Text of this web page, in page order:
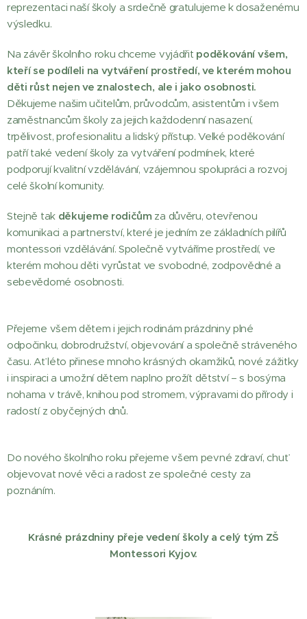
reprezentaci naší školy a srdečně gratulujeme k dosaženému
výsledku.
Na závěr školního roku chceme vyjádřit poděkování všem,
kteří se podíleli na vytváření prostředí, ve kterém mohou
děti růst nejen ve znalostech, ale i jako osobnosti.
Děkujeme našim učitelům, průvodcům, asistentům i všem
zaměstnancům školy za jejich každodenní nasazení,
trpělivost, profesionalitu a lidský přístup. Velké poděkování
patří také vedení školy za vytváření podmínek, které
podporují kvalitní vzdělávání, vzájemnou spolupráci a rozvoj
celé školní komunity.
Stejně tak děkujeme rodičůmza důvěru, otevřenou
komunikaci a partnerství, které je jedním ze základních pilířů
montessori vzdělávání. Společně vytváříme prostředí, ve
kterém mohou děti vyrůstat ve svobodné, zodpovědné a
sebevědomé osobnosti.
Přejeme všem dětem i jejich rodinám prázdniny plné
odpočinku, dobrodružství, objevování a společně stráveného
času. Ať léto přinese mnoho krásných okamžiků, nové zážitky
i inspiraci a umožní dětem naplno prožít dětství – s bosýma
nohama v trávě, knihou pod stromem, výpravami do přírody i
radostí z obyčejných dnů.
Do nového školního roku přejeme všem pevné zdraví, chuť
objevovat nové věci a radost ze společné cesty za
poznáním.
Krásné prázdniny přeje vedení školy a celý tým ZŠ
Montessori Kyjov.